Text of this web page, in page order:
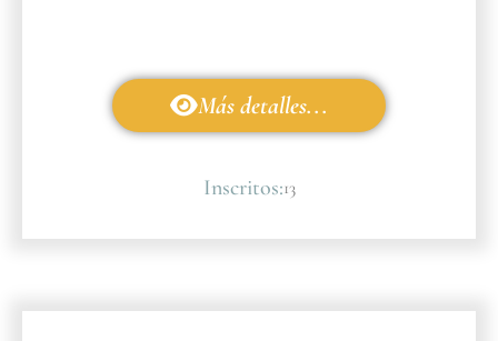
Más detalles...
Inscritos:13